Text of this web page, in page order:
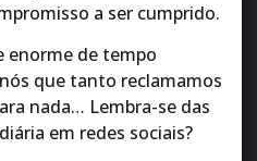
a ser cumprido.
enorme de tempo
que tanto reclamamos
nada… Lembra-se das
em redes sociais?